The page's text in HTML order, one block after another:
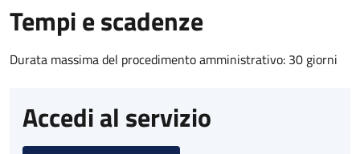
Tempi e scadenze
Durata massima del procedimento amministrativo: 30 giorni
Accedi al servizio